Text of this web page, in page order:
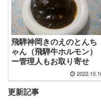
飛騨神岡きのえのとんち
ゃん（飛騨牛ホルモン）
ー管理人もお取り寄せ
更新記事